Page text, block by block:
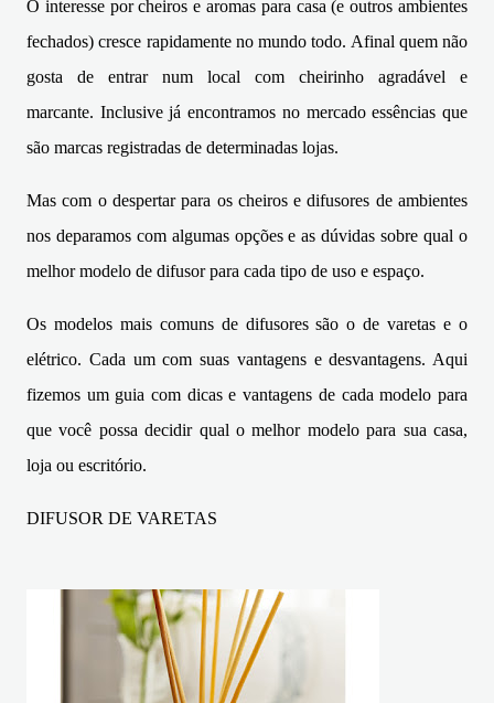
O interesse por cheiros e aromas para casa (e outros ambientes
fechados) cresce rapidamente no mundo todo. Afinal quem não
gosta de entrar num local com cheirinho agradável e
marcante. Inclusive já encontramos no mercado essências que
são marcas registradas de determinadas lojas.
Mas com o despertar para os cheiros e difusores de ambientes
nos deparamos com algumas opções e as dúvidas sobre qual o
melhor modelo de difusor para cada tipo de uso e espaço.
Os modelos mais comuns de difusores são o de varetas e o
elétrico. Cada um com suas vantagens e desvantagens. Aqui
fizemos um guia com dicas e vantagens de cada modelo para
que você possa decidir qual o melhor modelo para sua casa,
loja ou escritório.
DIFUSOR DE VARETAS